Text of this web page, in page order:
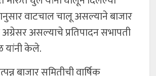
वाटचाल चालू असल्याने बाजार
अग्रेसर असल्याचे प्रतिपादन सभापती
केले.
बाजार समितीची वार्षिक